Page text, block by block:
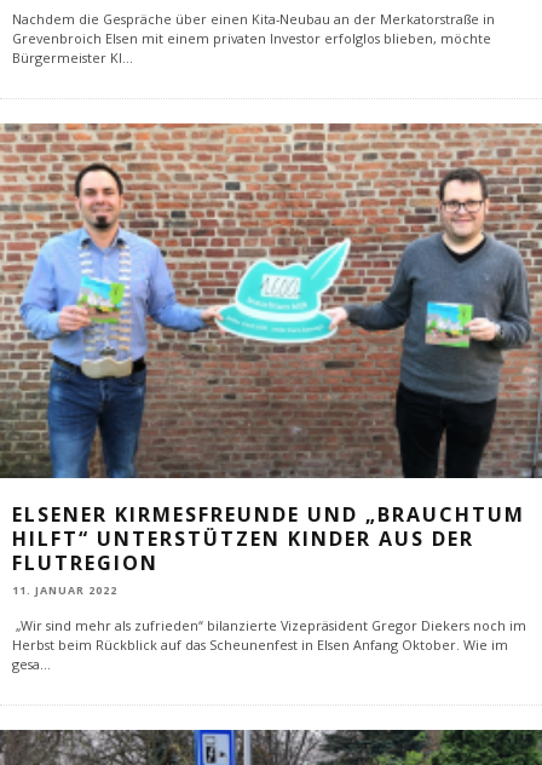
Nachdem die Gespräche über einen Kita-Neubau an der Merkatorstraße in
Grevenbroich Elsen mit einem privaten Investor erfolglos blieben, möchte
Bürgermeister Kl...
ELSENER KIRMESFREUNDE UND „BRAUCHTUM
HILFT“ UNTERSTÜTZEN KINDER AUS DER
FLUTREGION
11. JANUAR 2022
„Wir sind mehr als zufrieden“ bilanzierte Vizepräsident Gregor Diekers noch im
Herbst beim Rückblick auf das Scheunenfest in Elsen Anfang Oktober. Wie im
gesa...